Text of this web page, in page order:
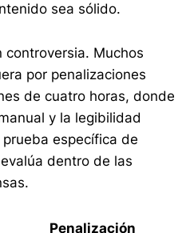
sea sólido.
controversia. Muchos
por penalizaciones
de cuatro horas, donde
y la legibilidad
específica de
dentro de las
Penalización